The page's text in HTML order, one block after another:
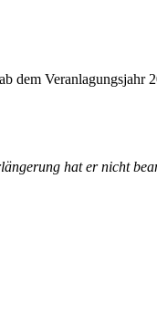
Veranlagungsjahr
hat er nicht